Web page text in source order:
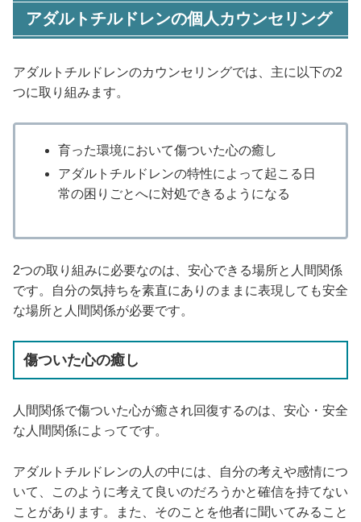
アダルトチルドレンの個人カウンセリング
アダルトチルドレンのカウンセリングでは、主に以下の2
つに取り組みます。
育った環境において傷ついた心の癒し
アダルトチルドレンの特性によって起こる日
常の困りごとへに対処できるようになる
2つの取り組みに必要なのは、安心できる場所と人間関係
です。自分の気持ちを素直にありのままに表現しても安全
な場所と人間関係が必要です。
傷ついた心の癒し
人間関係で傷ついた心が癒され回復するのは、安心・安全
な人間関係によってです。
アダルトチルドレンの人の中には、自分の考えや感情につ
いて、このように考えて良いのだろうかと確信を持てない
ことがあります。また、そのことを他者に聞いてみること